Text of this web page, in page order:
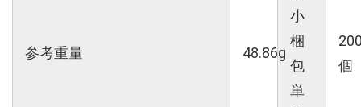
参考重量 48.86g
小
梱
包
単
個